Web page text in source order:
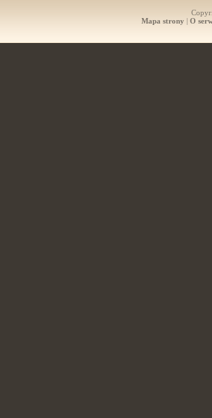
Mapa strony | O